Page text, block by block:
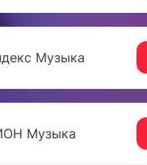
Музыка
Музыка